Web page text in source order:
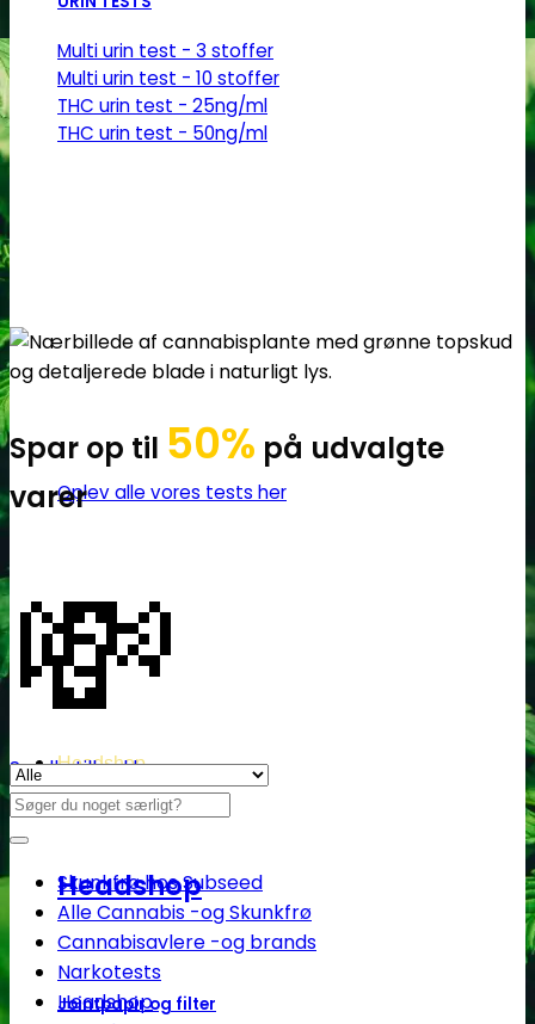
Multi urin test - 3 stoffer
Multi urin test - 10 stoffer
THC urin test - 25ng/ml
THC urin test - 50ng/ml
Oplev alle vores tests her
Headshop
Headshop
Jointpapir og filter
Spar op til 50% på udvalgte
varer
💸
Se alle tilbud her
Søg
efter:
Skunkfrø hos Subseed
Alle Cannabis -og Skunkfrø
Cannabisavlere -og brands
Narkotests
Headshop